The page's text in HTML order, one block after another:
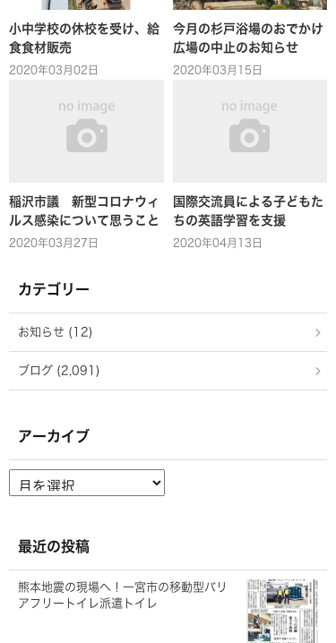
小中学校の休校を受け、給
食食材販売
2020年03月02日
今月の杉戸浴場のおでかけ
広場の中止のお知らせ
2020年03月15日
稲沢市議 新型コロナウィ
ルス感染について思うこと
2020年03月27日
国際交流員による子どもた
ちの英語学習を支援
2020年04月13日
カテゴリー
お知らせ (12)
ブログ (2,091)
アーカイブ
ー
ブ
最近の投稿
熊本地震の現場へ！一宮市の移動型バリ
アフリートイレ派遣トイレ